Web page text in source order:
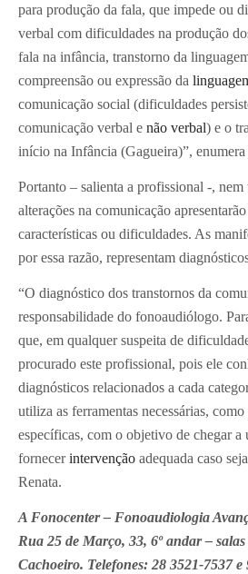
para produção da fala, que impede ou
verbal com dificuldades na produção
fala na infância, transtorno da
compreensão ou expressão da
comunicação social (dificuldades
comunicação verbal e não verbal) e o
início na Infância (Gagueira)”,
Portanto – salienta a profissional -, nem
alterações na comunicação
características ou dificuldades. As
por essa razão, representam
“O diagnóstico dos transtornos da
responsabilidade do fonoaudiólogo.
que, em qualquer suspeita de
procurado este profissional, pois ele
diagnósticos relacionados a cada
utiliza as ferramentas necessárias,
específicas, com o objetivo de chegar a
fornecerintervenção adequada caso
Renata.
A Fonocenter – Fonoaudiologia
Rua 25 de Março, 33, 6º andar –
Cachoeiro. Telefones: 28 3521-7537 e